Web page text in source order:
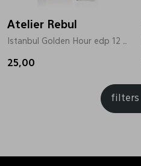
Atelier Rebul
25,00
filters